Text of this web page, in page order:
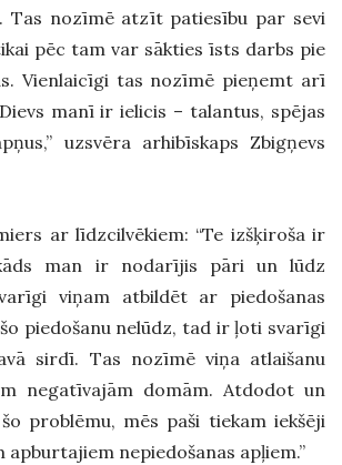
Tas nozīmē atzīt patiesību par sevi
pēc tam var sākties īsts darbs pie
Vienlaicīgi tas nozīmē pieņemt arī
manī ir ielicis – talantus, spējas
uzsvēra arhibīskaps Zbigņevs
ar līdzcilvēkiem: “Te izšķiroša ir
man ir nodarījis pāri un lūdz
viņam atbildēt ar piedošanas
piedošanu nelūdz, tad ir ļoti svarīgi
sirdī. Tas nozīmē viņa atlaišanu
negatīvajām domām. Atdodot un
problēmu, mēs paši tiekam iekšēji
nepiedošanas apļiem.”